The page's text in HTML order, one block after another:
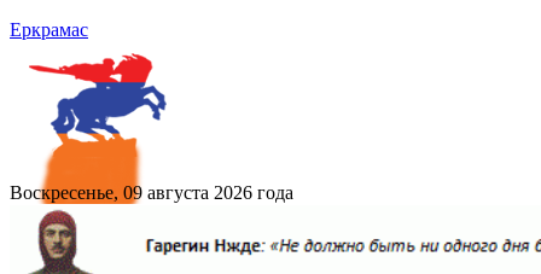
Еркрамас
Воскресенье, 09 августа 2026 года